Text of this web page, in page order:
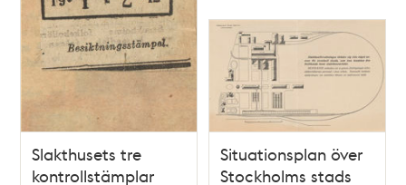
Slakthusets tre
kontrollstämplar
Situationsplan över
Stockholms stads